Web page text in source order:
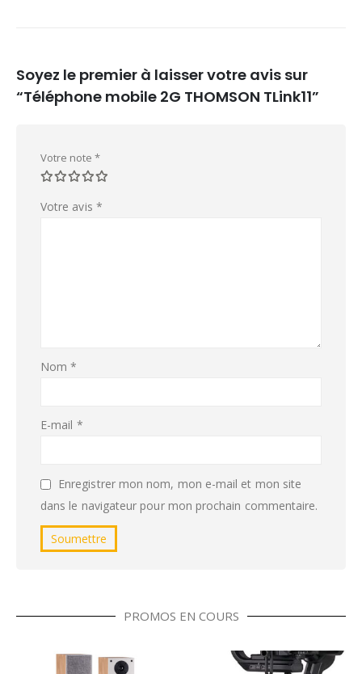
Soyez le premier à laisser votre avis sur
“Téléphone mobile 2G THOMSON TLink11”
Votre note *
Votre avis *
Nom*
E-mail *
Enregistrer mon nom, mon e-mail et mon site
dans le navigateur pour mon prochain commentaire.
PROMOS EN COURS